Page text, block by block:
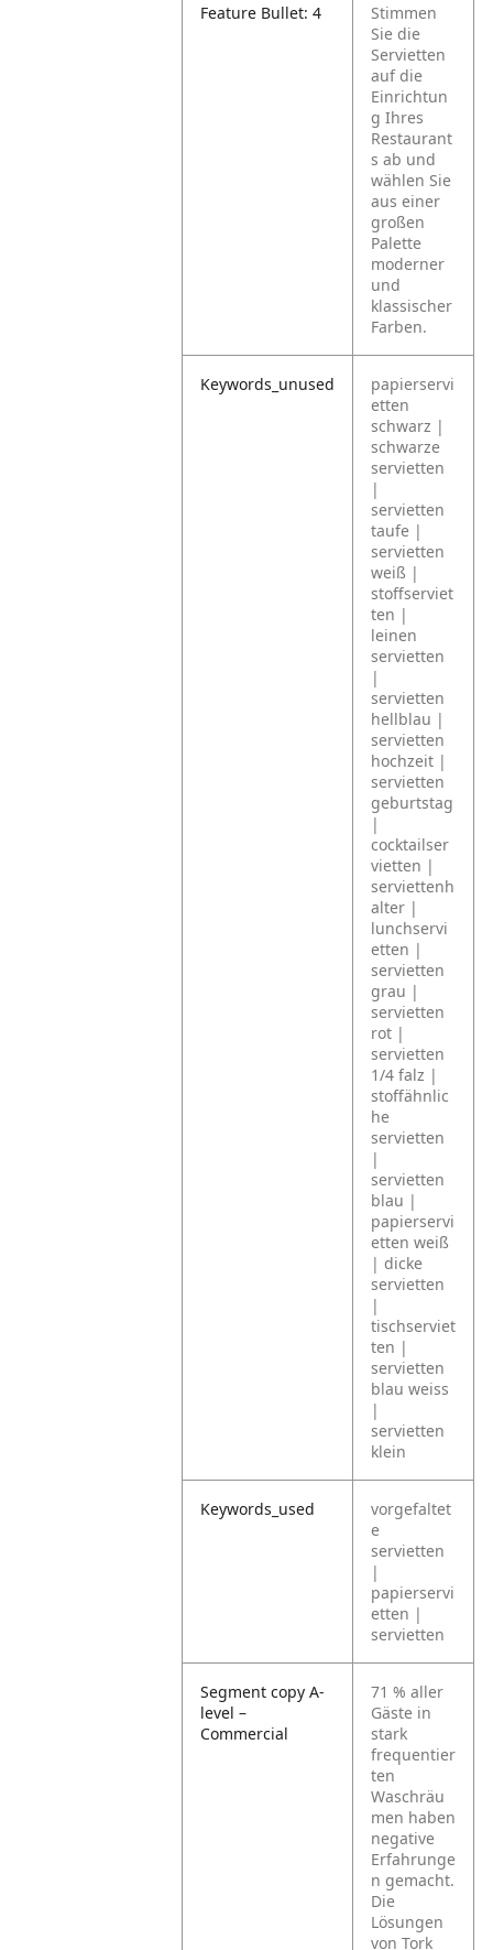
Feature Bullet: 4
Stimmen
Sie die
Servietten
auf die
Einrichtun
g Ihres
Restaurant
s ab und
wählen Sie
aus einer
großen
Palette
moderner
und
klassischer
Farben.
Keywords_unused
papierservi
etten
schwarz |
schwarze
servietten
|
servietten
taufe |
servietten
weiß |
stoffserviet
ten |
leinen
servietten
|
servietten
hellblau |
servietten
hochzeit |
servietten
geburtstag
|
cocktailser
vietten |
serviettenh
alter |
lunchservi
etten |
servietten
grau |
servietten
rot |
servietten
1/4 falz |
stoffähnlic
he
servietten
|
servietten
blau |
papierservi
etten weiß
| dicke
servietten
|
tischserviet
ten |
servietten
blau weiss
|
servietten
klein
Keywords_used
vorgefaltet
e
servietten
|
papierservi
etten |
servietten
Segment copy A-
level –
Commercial
71 % aller
Gäste in
stark
frequentier
ten
Waschräu
men haben
negative
Erfahrunge
n gemacht.
Die
Lösungen
von Tork